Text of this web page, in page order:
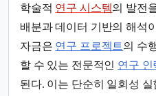
학술적 연구 시스템의 발전
배분과 데이터 기반의 해석
자금은 연구 프로젝트의 수
할 수 있는 전문적인 연구 인
된다. 이는 단순히 일회성